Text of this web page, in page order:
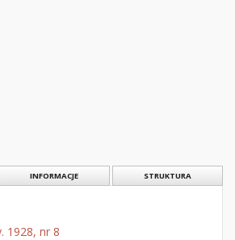
INFORMACJE STRUKTURA
1928, nr 8